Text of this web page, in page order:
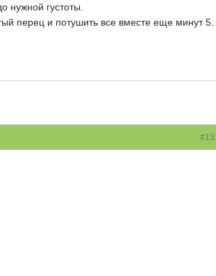
нужной густоты.
перец и потушить все вместе еще минут 5.